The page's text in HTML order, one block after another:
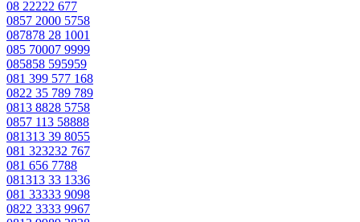
08 22222 677
0857 2000 5758
087878 28 1001
085 70007 9999
085858 595959
081 399 577 168
0822 35 789 789
0813 8828 5758
0857 113 58888
081313 39 8055
081 323232 767
081 656 7788
081313 33 1336
081 33333 9098
0822 3333 9967